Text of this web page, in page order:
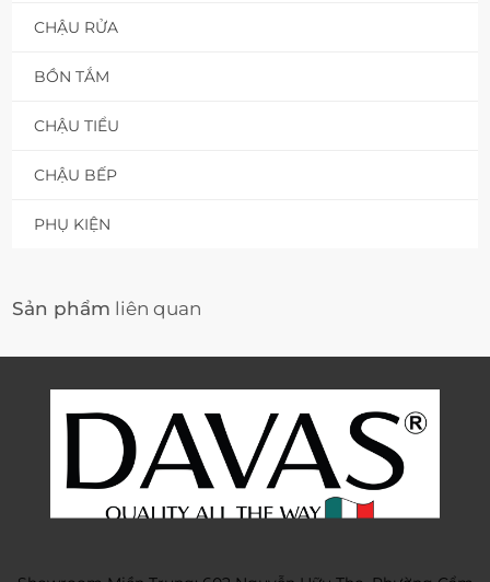
CHẬU RỬA
BỒN TẮM
CHẬU TIỂU
CHẬU BẾP
PHỤ KIỆN
Sản phẩm liên quan